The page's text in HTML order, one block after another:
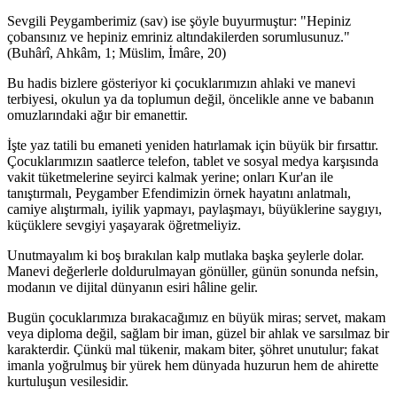
Sevgili Peygamberimiz (sav) ise şöyle buyurmuştur: "Hepiniz
çobansınız ve hepiniz emriniz altındakilerden sorumlusunuz."
(Buhârî, Ahkâm, 1; Müslim, İmâre, 20)
Bu hadis bizlere gösteriyor ki çocuklarımızın ahlaki ve manevi
terbiyesi, okulun ya da toplumun değil, öncelikle anne ve babanın
omuzlarındaki ağır bir emanettir.
İşte yaz tatili bu emaneti yeniden hatırlamak için büyük bir fırsattır.
Çocuklarımızın saatlerce telefon, tablet ve sosyal medya karşısında
vakit tüketmelerine seyirci kalmak yerine; onları Kur'an ile
tanıştırmalı, Peygamber Efendimizin örnek hayatını anlatmalı,
camiye alıştırmalı, iyilik yapmayı, paylaşmayı, büyüklerine saygıyı,
küçüklere sevgiyi yaşayarak öğretmeliyiz.
Unutmayalım ki boş bırakılan kalp mutlaka başka şeylerle dolar.
Manevi değerlerle doldurulmayan gönüller, günün sonunda nefsin,
modanın ve dijital dünyanın esiri hâline gelir.
Bugün çocuklarımıza bırakacağımız en büyük miras; servet, makam
veya diploma değil, sağlam bir iman, güzel bir ahlak ve sarsılmaz bir
karakterdir. Çünkü mal tükenir, makam biter, şöhret unutulur; fakat
imanla yoğrulmuş bir yürek hem dünyada huzurun hem de ahirette
kurtuluşun vesilesidir.